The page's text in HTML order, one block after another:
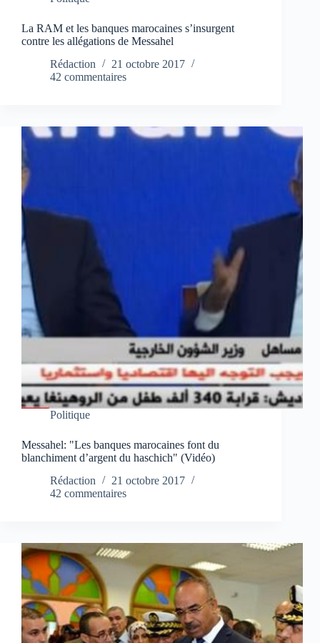
La RAM et les banques marocaines s’insurgent
contre les allégations de Messahel
Rédaction
21 octobre 2017
42 commentaires
Politique
Messahel: "Les banques marocaines font du
blanchiment d’argent du haschich" (Vidéo)
Rédaction
21 octobre 2017
42 commentaires